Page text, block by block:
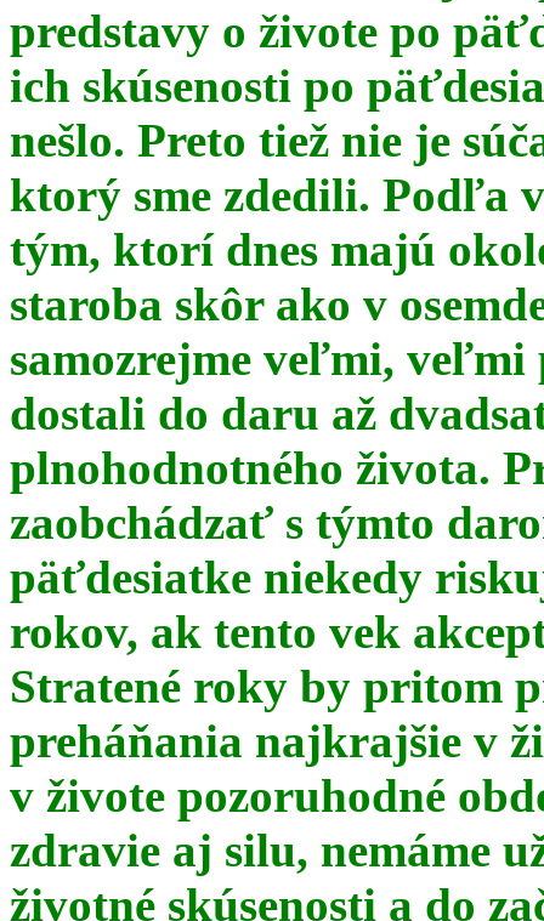
predstavy o živote po
ich skúsenosti po
nešlo. Preto tiež nie je
ktorý sme zdedili. Podľa
tým, ktorí dnes majú
staroba skôr ako v
samozrejme veľmi, veľmi
dostali do daru až
plnohodnotného života.
zaobchádzať s týmto
päťdesiatke niekedy
rokov, ak tento vek
Stratené roky by pritom
preháňania najkrajšie v
v živote pozoruhodné
zdravie aj silu, nemáme
životné skúsenosti a do